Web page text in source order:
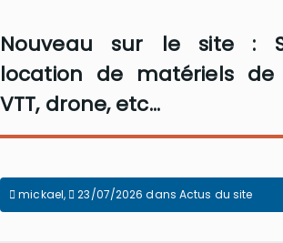
Nouveau sur le site :
location de matériels de
VTT, drone, etc...
mickael, 23/07/2026 dans Actus du site